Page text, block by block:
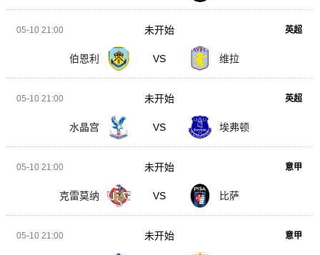
05-10 21:00 英超
伯恩利 VS 维拉
未开始
05-10 21:00 英超
水晶宫 VS 埃弗顿
未开始
05-10 21:00 意甲
克雷莫纳 VS 比萨
未开始
05-10 21:00 意甲
未开始